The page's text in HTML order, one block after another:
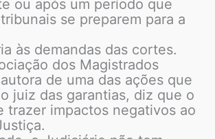
ou após um período que
se preparem para a
às demandas das cortes.
dos Magistrados
de uma das ações que
juiz das garantias, diz que o
trazer impactos negativos ao